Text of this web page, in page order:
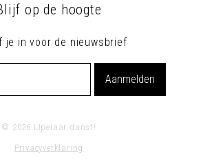
op de hoogte
je in voor de nieuwsbrief
© 2026 IJpelaar danst!
Privacyverklaring